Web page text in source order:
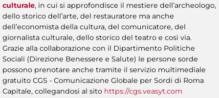
culturale, in cui si approfondisce il mestiere dell’archeologo,
dello storico dell’arte, del restauratore ma anche
dell’economista della cultura, del comunicatore, del
giornalista culturale, dello storico del teatro e così via.
Grazie alla collaborazione con il Dipartimento Politiche
Sociali (Direzione Benessere e Salute) le persone sorde
possono prenotare anche tramite il servizio multimediale
gratuito CGS - Comunicazione Globale per Sordi di Roma
Capitale, collegandosi al sito https://cgs.veasyt.com